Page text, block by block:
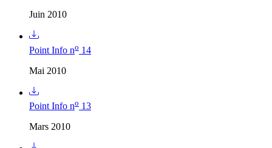
Juin 2010
Point Info no 14
Mai 2010
Point Info no 13
Mars 2010